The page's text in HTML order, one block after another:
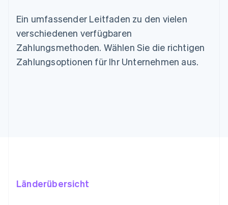
Ein umfassender Leitfaden zu den vielen
verschiedenen verfügbaren
Zahlungsmethoden. Wählen Sie die richtigen
Zahlungsoptionen für Ihr Unternehmen aus.
Länderübersicht